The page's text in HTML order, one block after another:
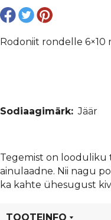
auk
1
kogus
Rodoniit rondelle 6×10
Sodiaagimärk: Jäär
Tegemist on looduliku
ainulaadne. Nii nagu
ka kahte ühesugust
TOOTEINFO